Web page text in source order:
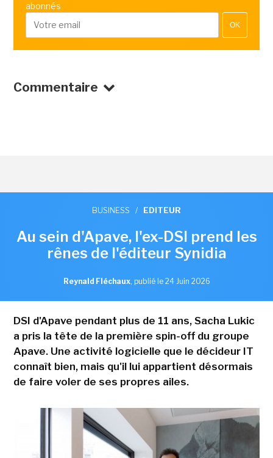
abonnés
OK
Commentaire
BUSINESS / EDITEUR
Au sein d'Apave, l'ex-DSI prend les
rênes de l'éditeur Synidia
Reynald Fléchaux, publié le 24 Juin 2026
DSI d'Apave pendant plus de 11 ans, Sacha Lukic
a pris la tête de la première spin-off du groupe
Apave. Une activité logicielle que le décideur IT
connaît bien, mais qu'il lui appartient désormais
de faire voler de ses propres ailes.